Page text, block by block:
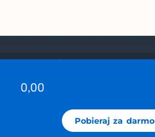
0,00
Pobieraj za darmo